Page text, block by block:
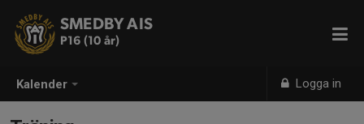
Kalender Logga in
SMEDBY AIS
P16 (10 år)